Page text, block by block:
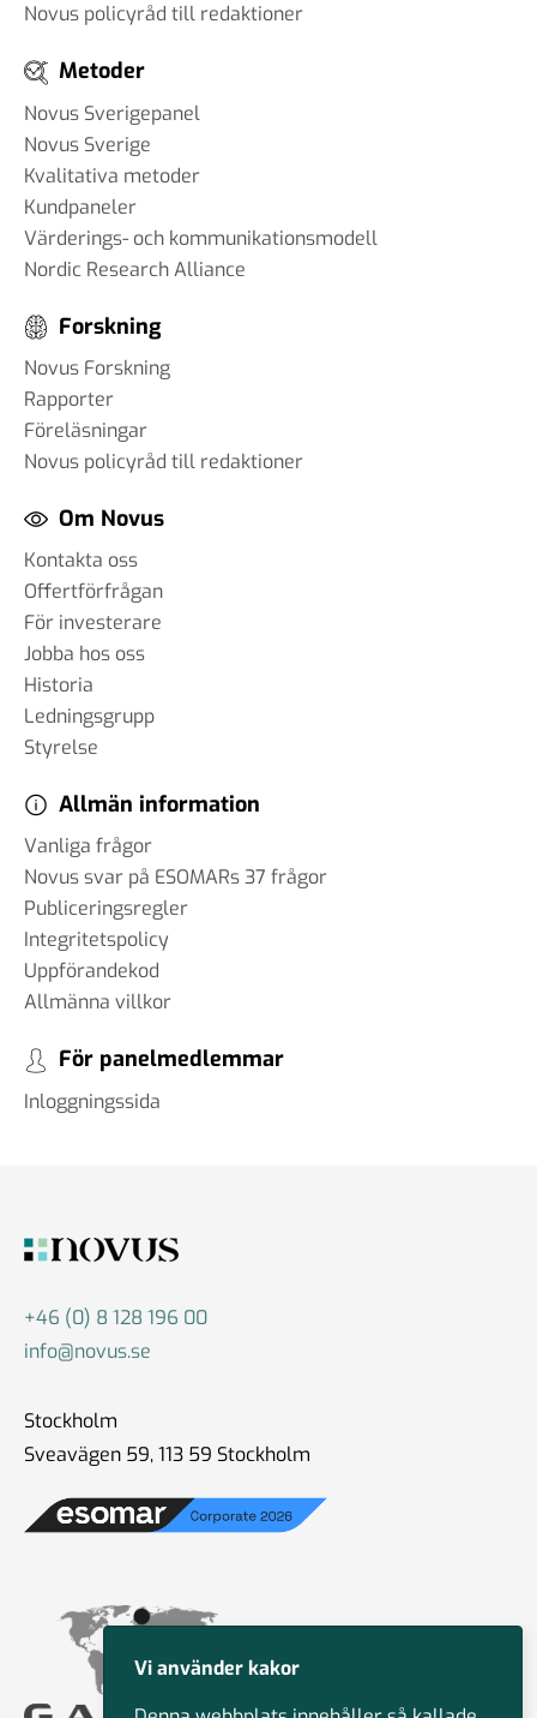
Novus policyråd till redaktioner
Metoder
Novus Sverigepanel
Novus Sverige
Kvalitativa metoder
Kundpaneler
Värderings- och kommunikationsmodell
Nordic Research Alliance
Forskning
Novus Forskning
Rapporter
Föreläsningar
Novus policyråd till redaktioner
Om Novus
Kontakta oss
Offertförfrågan
För investerare
Jobba hos oss
Historia
Ledningsgrupp
Styrelse
Allmän information
Vanliga frågor
Novus svar på ESOMARs 37 frågor
Publiceringsregler
Integritetspolicy
Uppförandekod
Allmänna villkor
För panelmedlemmar
Inloggningssida
+46 (0) 8 128 196 00
info@novus.se
Stockholm
Sveavägen 59, 113 59 Stockholm
Vi använder kakor